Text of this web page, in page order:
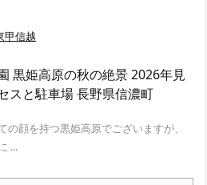
甲信越
黒姫高原の秋の絶景 2026年見
スと駐車場 長野県信濃町
顔を持つ黒姫高原でございますが、
...